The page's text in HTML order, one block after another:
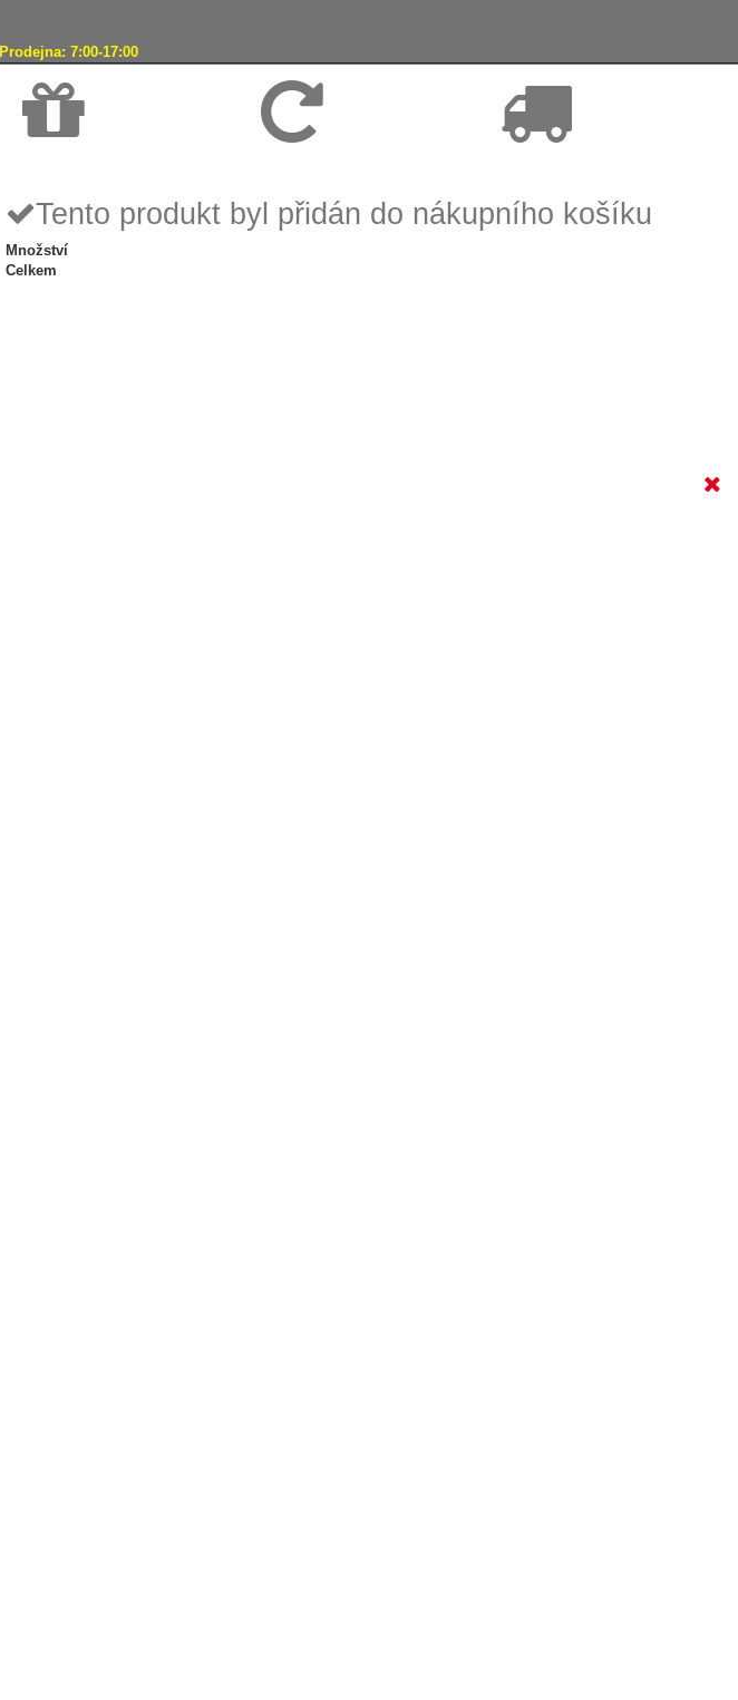
Prodejna: 7:00-17:00
Tento produkt byl přidán do nákupního košíku
Množství
Celkem